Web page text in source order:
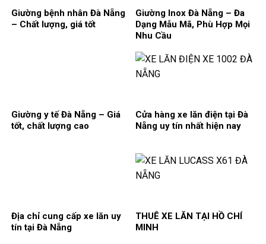
Giường bệnh nhân Đà Nẵng
– Chất lượng, giá tốt
Giường Inox Đà Nẵng – Đa
Dạng Mẫu Mã, Phù Hợp Mọi
Nhu Cầu
Giường y tế Đà Nẵng – Giá
tốt, chất lượng cao
Cửa hàng xe lăn điện tại Đà
Nẵng uy tín nhất hiện nay
Địa chỉ cung cấp xe lăn uy
tín tại Đà Nẵng
THUÊ XE LĂN TẠI HỒ CHÍ
MINH